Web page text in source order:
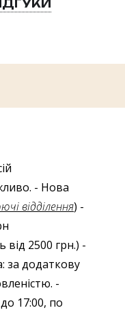
- Нова
відділення) -
2500 грн.) -
за додаткову
-
17:00, по